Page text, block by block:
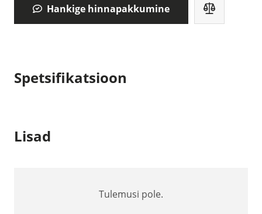
Hankige hinnapakkumine
Spetsifikatsioon
Lisad
Tulemusi pole.